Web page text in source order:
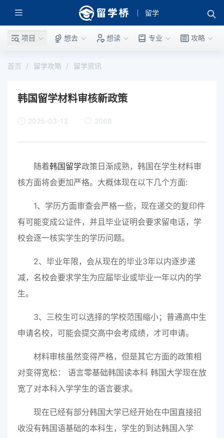
留学
项目 想去 想读 专业 攻略
首页 留学攻略 留学资讯
韩国留学材料审核新政策
2025-03-13 2068
随着韩国留学政策日渐成熟，韩国在学生材料审
核方面将会更加严格。大概体现在以下几个方面:
1、学历方面审查会严格一些，现在递交的复印件
有可能变成公证件，并且毕业证明会要求留电话，学
校会逐一核实学生的学历问题。
2、毕业年限，会从现在的毕业3年以内逐步递
减，名校会要求学生为应届毕业或毕业一年以内的学
生。
3、三校生可以选择的学校范围缩小；普通高中生
申请名校，可能会提交高中会考成绩，才可申请。
材料审核虽然变得严格，但是其它方面的政策相
对变得宽松： 语言零基础韩国读本科 韩国大学现在放
宽了对本科入学学生的语言要求。
现在已经有部分韩国大学已经开始在中国直接招
收没有韩国语基础的本科生，学生的到达韩国入学